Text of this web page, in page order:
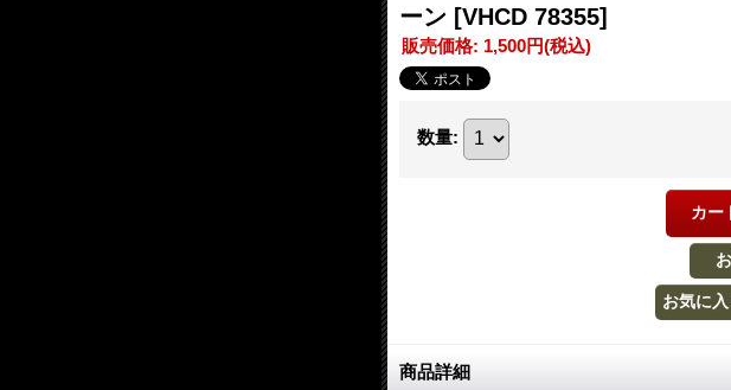
ーン [VHCD 78355]
販売価格: 1,500円(税込)
数量:
商品詳細